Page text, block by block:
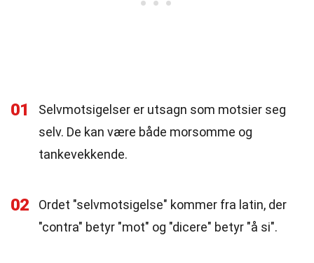
01
Selvmotsigelser er utsagn som motsier seg
selv. De kan være både morsomme og
tankevekkende.
02
Ordet "selvmotsigelse" kommer fra latin, der
"contra" betyr "mot" og "dicere" betyr "å si".